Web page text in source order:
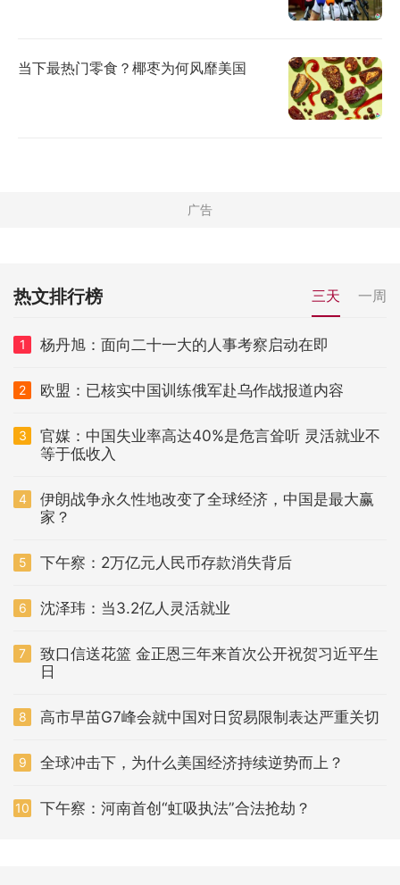
当下最热门零食？椰枣为何风靡美国
热文排行榜 三天 一周
1 杨丹旭：面向二十一大的人事考察启动在即
2 欧盟：已核实中国训练俄军赴乌作战报道内容
3
官媒：中国失业率高达40%是危言耸听 灵活就业不
等于低收入
4
伊朗战争永久性地改变了全球经济，中国是最大赢
家？
5 下午察：2万亿元人民币存款消失背后
6 沈泽玮：当3.2亿人灵活就业
7
致口信送花篮 金正恩三年来首次公开祝贺习近平生
日
8 高市早苗G7峰会就中国对日贸易限制表达严重关切
9 全球冲击下，为什么美国经济持续逆势而上？
10 下午察：河南首创“虹吸执法”合法抢劫？